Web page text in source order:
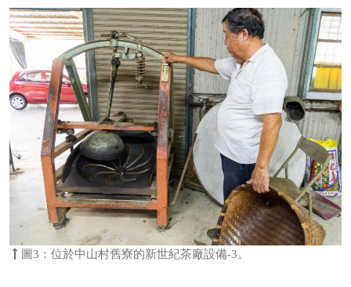
圖3：位於中山村舊寮的新世紀茶廠設備-3。